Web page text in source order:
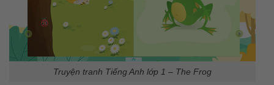
Truyện tranh Tiếng Anh lớp 1 – The Frog